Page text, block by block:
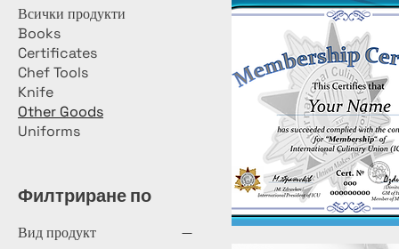
Всички продукти
Books
Certificates
Chef Tools
Knife
Other Goods
Uniforms
Филтриране по
Вид продукт